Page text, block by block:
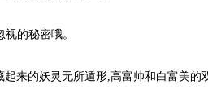
的秘密哦。
来的妖灵无所遁形,高富帅和白富美的